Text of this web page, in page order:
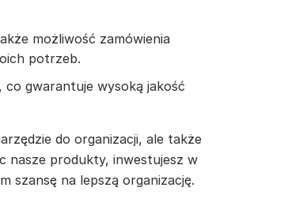
możliwość zamówienia
potrzeb.
gwarantuje wysoką jakość
do organizacji, ale także
nasze produkty, inwestujesz w
szansę na lepszą organizację.